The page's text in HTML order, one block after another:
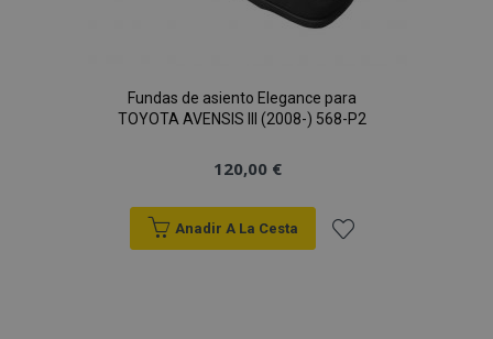
Fundas de asiento Elegance para
TOYOTA AVENSIS III (2008-) 568-P2
120,00 €
Anadir A La Cesta